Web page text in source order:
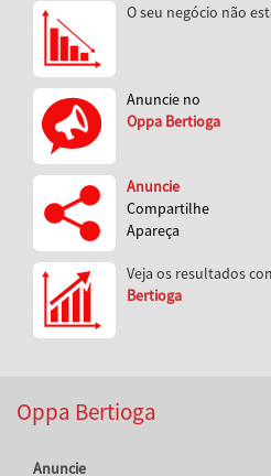
O seu negócio não
Anuncie no
Oppa Bertioga
Anuncie
Compartilhe
Apareça
Veja os resultados
Bertioga
Oppa Bertioga
Anuncie